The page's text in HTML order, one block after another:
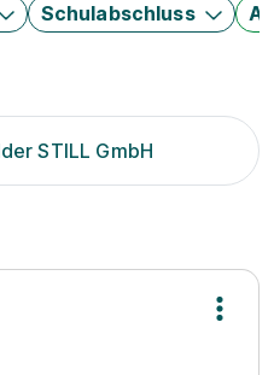
Schulabschluss
STILL GmbH